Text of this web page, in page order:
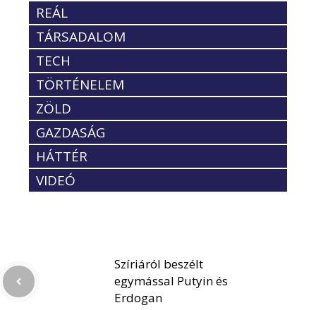
REÁL
TÁRSADALOM
TECH
TÖRTÉNELEM
ZÖLD
GAZDASÁG
HÁTTÉR
VIDEÓ
Szíriáról beszélt
egymással Putyin és
Erdogan